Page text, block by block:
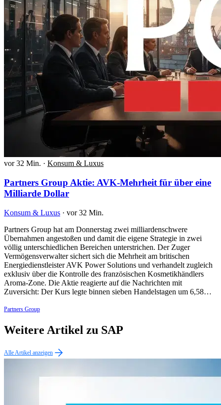
vor 32 Min. · Konsum & Luxus
Partners Group Aktie: AVK-Mehrheit für über eine
Milliarde Dollar
Konsum & Luxus · vor 32 Min.
Partners Group hat am Donnerstag zwei milliardenschwere
Übernahmen angestoßen und damit die eigene Strategie in zwei
völlig unterschiedlichen Bereichen unterstrichen. Der Zuger
Vermögensverwalter sichert sich die Mehrheit am britischen
Energiedienstleister AVK Power Solutions und verhandelt zugleich
exklusiv über die Kontrolle des französischen Kosmetikhändlers
Aroma-Zone. Die Aktie reagierte auf die Nachrichten mit
Zuversicht: Der Kurs legte binnen sieben Handelstagen um 6,58…
Partners Group
Weitere Artikel zu SAP
Alle Artikel anzeigen